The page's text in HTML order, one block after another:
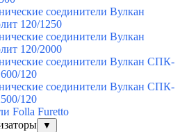
соединители Вулкан
120/1250
соединители Вулкан
120/2000
соединители Вулкан СПК-
120
соединители Вулкан СПК-
120
Folla Furetto
▼